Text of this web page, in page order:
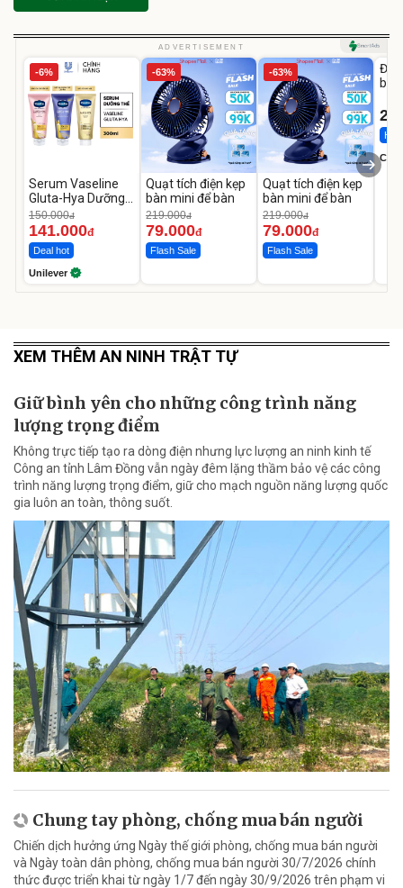
ADVERTISEMENT
-6%
Serum Vaseline
Gluta-Hya Dưỡng
Da Sáng Mịn Sau 7
Ngày
150.000đ
141.000đ
Deal hot
Unilever
-63%
Quạt tích điện kẹp
bàn mini để bàn
219.000đ
79.000đ
Flash Sale
-63%
Quạt tích điện kẹp
bàn mini để bàn
219.000đ
79.000đ
Flash Sale
Đai
bé
Hot
XEM THÊM AN NINH TRẬT TỰ
Giữ bình yên cho những công trình năng
lượng trọng điểm
Không trực tiếp tạo ra dòng điện nhưng lực lượng an ninh kinh tế
Công an tỉnh Lâm Đồng vẫn ngày đêm lặng thầm bảo vệ các công
trình năng lượng trọng điểm, giữ cho mạch nguồn năng lượng quốc
gia luôn an toàn, thông suốt.
Chung tay phòng, chống mua bán người
Chiến dịch hưởng ứng Ngày thế giới phòng, chống mua bán người
và Ngày toàn dân phòng, chống mua bán người 30/7/2026 chính
thức được triển khai từ ngày 1/7 đến ngày 30/9/2026 trên phạm vi